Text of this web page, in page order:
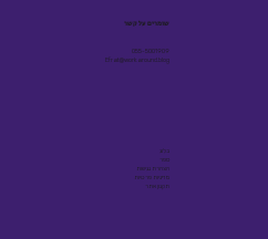
שומרים על קשר
055-5001909
Efrat@workaround.blog
בלוג
ספר
הצהרת נגישות
מדיניות פרטיות
תקנון אתר